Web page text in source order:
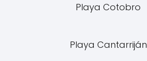
Playa Cotobro
Playa Cantarriján